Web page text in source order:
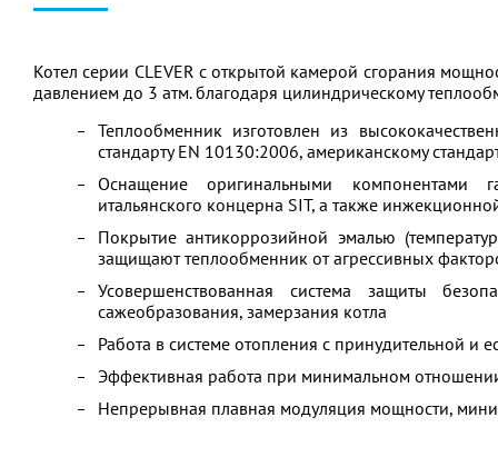
Котел серии CLEVER с открытой камерой сгорания
давлением до 3 атм. благодаря цилиндрическому
Теплообменник изготовлен из
стандарту EN 10130:2006, американскому
Оснащение оригинальными компонентами
итальянского концерна SIT, а также
Покрытие антикоррозийной эмалью
защищают теплообменник от агрессивных
Усовершенствованная система защиты
сажеобразования, замерзания котла
Работа в системе отопления с принудительной и
Эффективная работа при минимальном
Непрерывная плавная модуляция мощности,